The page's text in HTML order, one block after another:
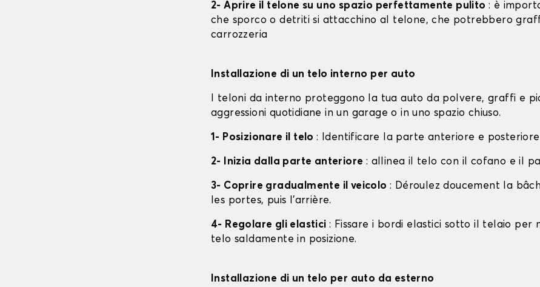
2- Aprire il telone su uno spazio perfettamente pulito : è
che sporco o detriti si attacchino al telone, che potrebbero
carrozzeria
Installazione di un telo interno per auto
I teloni da interno proteggono la tua auto da polvere, graffi e
aggressioni quotidiane in un garage o in uno spazio chiuso.
1- Posizionare il telo: Identificare la parte anteriore e
2- Inizia dalla parte anteriore : allinea il telo con il cofano e il
3- Coprire gradualmente il veicolo : Déroulez doucement la
les portes, puis l'arrière.
4- Regolare gli elastici : Fissare i bordi elastici sotto il telaio per
telo saldamente in posizione.
Installazione di un telo per auto da esterno